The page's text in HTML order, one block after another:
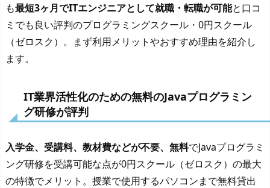
も最短3ヶ月でITエンジニアとして就職・転職が可能と口コ
ミでも良い評判のプログラミングスクール・0円スクール
（ゼロスク）。まず利用メリットやおすすめ理由を紹介し
ます。
IT業界活性化のための無料のJavaプログラミン
グ研修が評判
入学金、受講料、教材費などが不要、無料でJavaプログラミ
ング研修を受講可能な点が0円スクール（ゼロスク）の最大
の特徴でメリット。授業で使用するパソコンまで無料貸出